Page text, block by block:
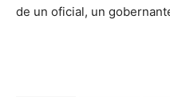
de un oficial, un